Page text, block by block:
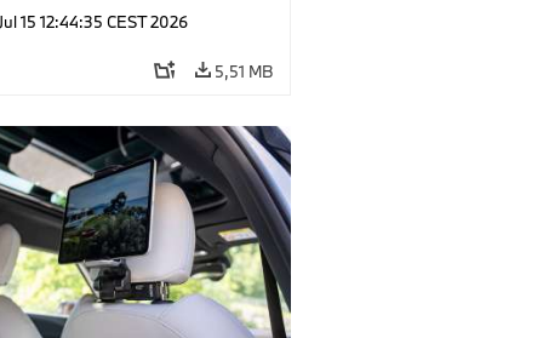
15 12:44:35 CEST 2026
5,51 MB